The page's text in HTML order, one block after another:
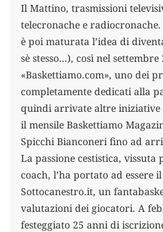
Il Mattino, trasmissioni
telecronache e
è poi maturata l’idea di
sè stesso...), così nel settembre
«Baskettiamo.com», uno dei
completamente dedicati alla
quindi arrivate altre iniziative
il mensile Baskettiamo
Spicchi Bianconeri fino ad
La passione cestistica, vissuta
coach, l’ha portato ad essere
Sottocanestro.it, un
valutazioni dei giocatori. A
festeggiato 25 anni di